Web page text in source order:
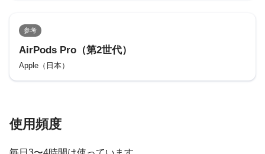
参考
AirPods Pro（第2世代）
Apple（日本）
使用頻度